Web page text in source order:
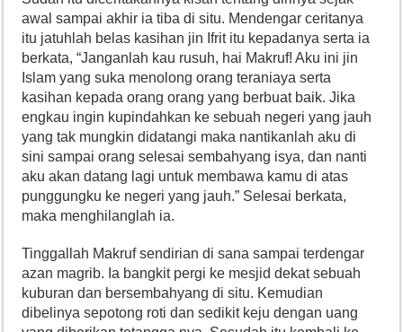
awal sampai akhir ia tiba di situ. Mendengar ceritanya
itu jatuhlah belas kasihan jin Ifrit itu kepadanya serta ia
berkata, “Janganlah kau rusuh, hai Makruf! Aku ini jin
Islam yang suka menolong orang teraniaya serta
kasihan kepada orang orang yang berbuat baik. Jika
engkau ingin kupindahkan ke sebuah negeri yang jauh
yang tak mungkin didatangi maka nantikanlah aku di
sini sampai orang selesai sembahyang isya, dan nanti
aku akan datang lagi untuk membawa kamu di atas
punggungku ke negeri yang jauh.” Selesai berkata,
maka menghilanglah ia.
Tinggallah Makruf sendirian di sana sampai terdengar
azan magrib. Ia bangkit pergi ke mesjid dekat sebuah
kuburan dan bersembahyang di situ. Kemudian
dibelinya sepotong roti dan sedikit keju dengan uang